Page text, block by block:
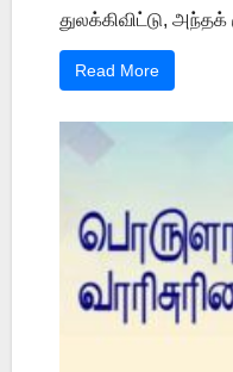
துலக்கிவிட்டு, அந்தக்
Read More